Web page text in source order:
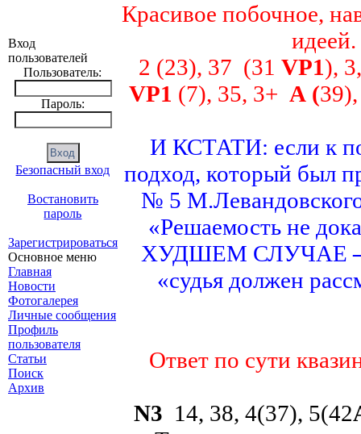
Вход
пользователей
Пользователь:
Пароль:
Безопасный вход
Востановить
пароль
Зарегистрироваться
Основное меню
Главная
Новости
Фотогалерея
Личные сообщения
Профиль
пользователя
Статьи
Поиск
Архив
Красивое побочное,
идеей.
2 (23), 37 (31 VP1),
VP1 (7), 35, 3+ A (
И КСТАТИ: если к
подход, который был
№ 5
«Решаемость не
ХУДШЕМ СЛУЧАЕ
«судья должен
Ответ по сути
N3 14, 38, 4(37), 5(42